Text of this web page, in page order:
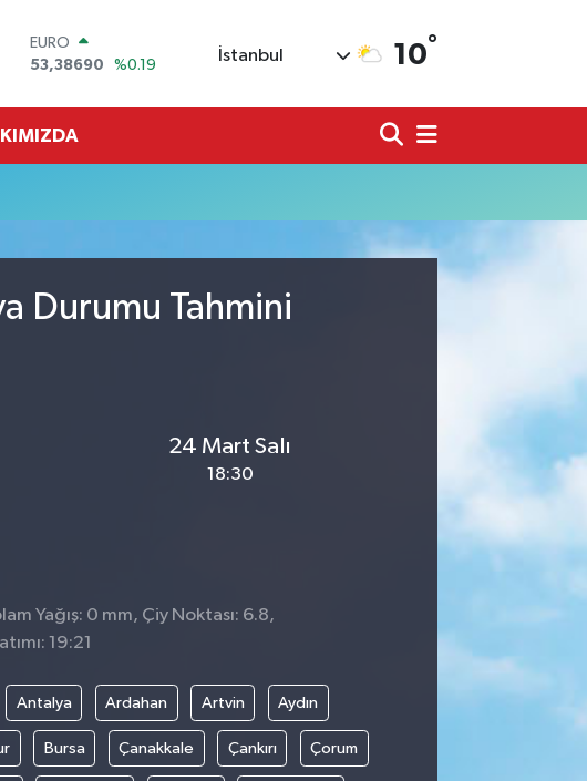
EURO
53,38690
%0.19
6862,09000
BİST100
DOLAR
İstanbul 10°
Durumu Tahmini
24 Mart Salı
18:30
Yağış: 0 mm, Çiy Noktası: 6.8,
19:21
Antalya Ardahan Artvin Aydın
Bursa Çanakkale Çankırı Çorum